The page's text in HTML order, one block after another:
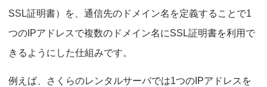
SSL証明書）を、通信先のドメイン名を定義することで1
つのIPアドレスで複数のドメイン名にSSL証明書を利用で
きるようにした仕組みです。
例えば、さくらのレンタルサーバでは1つのIPアドレスを